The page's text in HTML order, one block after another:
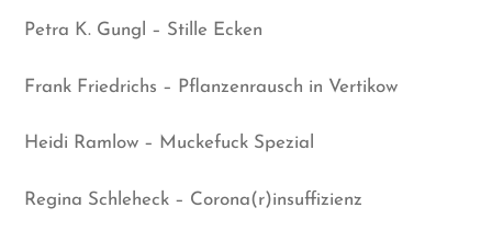
Petra K. Gungl – Stille Ecken
Frank Friedrichs – Pflanzenrausch in Vertikow
Heidi Ramlow – Muckefuck Spezial
Regina Schleheck – Corona(r)insuffizienz